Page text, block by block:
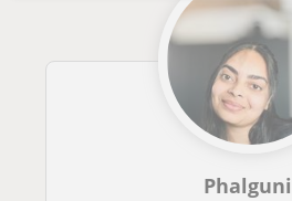
Phalguni